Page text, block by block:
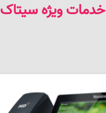
خدمات ویژه سیتاک